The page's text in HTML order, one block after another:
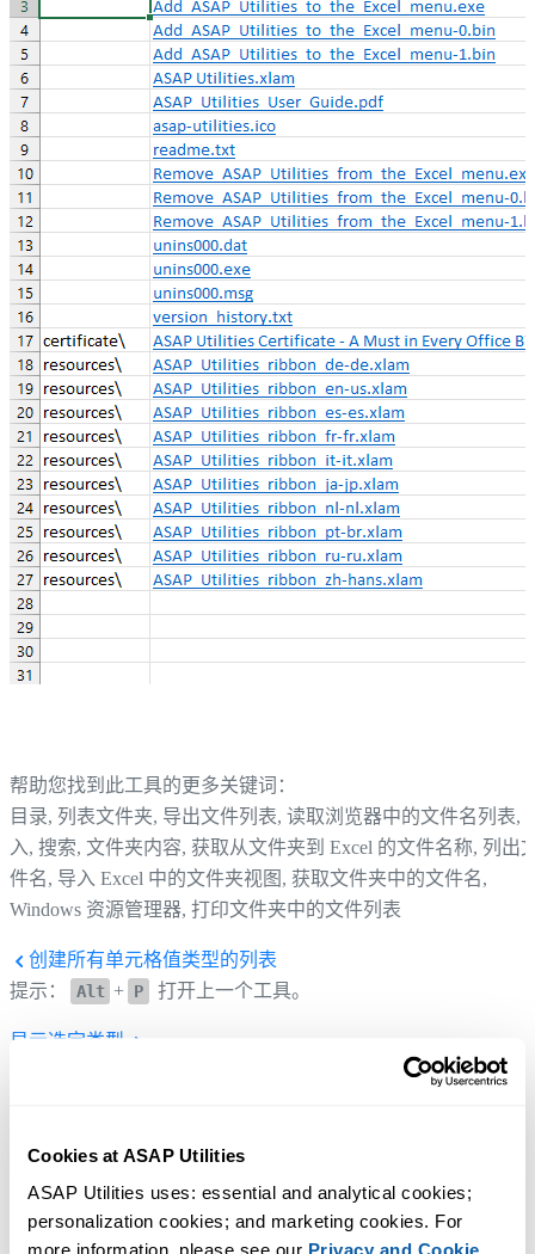
Cookies at ASAP Utilities
ASAP Utilities uses: essential and analytical cookies;
personalization cookies; and marketing cookies. For
帮助您找到此工具的更多关键词：
目录, 列表文件夹, 导出文件列表, 读取浏览器中的文件名列表,
入, 搜索, 文件夹内容, 获取从文件夹到 Excel 的文件名称, 列出
件名, 导入 Excel 中的文件夹视图, 获取文件夹中的文件名,
Windows 资源管理器, 打印文件夹中的文件列表
创建所有单元格值类型的列表
提示：
Alt + P 打开上一个工具。
显示选定类型